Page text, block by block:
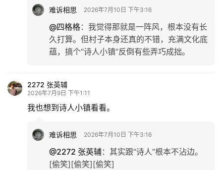
难诉相思 2026年7月10日 下午3:16
@四格格： 我觉得那就是一阵风，根本没有长
久打算。但村子本身还真的不错，充满文化底
蕴，搞个“诗人小镇”反倒有些弄巧成拙。
2272 张英辅
2026年7月9日 下午1:11
我也想到诗人小镇看看。
难诉相思 2026年7月10日 下午3:16
@2272 张英辅： 其实跟“诗人”根本不沾边。
[偷笑][偷笑][偷笑]